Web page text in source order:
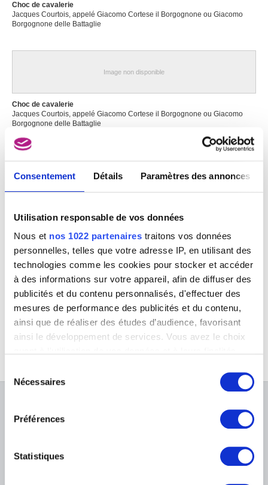
Consentement Détails Paramètres des annonces
Utilisation responsable de vos données
Nous et nos 1022 partenaires traitons vos données
personnelles, telles que votre adresse IP, en utilisant des
technologies comme les cookies pour stocker et accéder
à des informations sur votre appareil, afin de diffuser des
publicités et du contenu personnalisés, d'effectuer des
mesures de performance des publicités et du contenu,
ainsi que de réaliser des études d’audience, favorisant
ainsi le développement de services. Vous avez le choix
tout moment en consultant la Déclaration relative aux
cookies ou en cliquant sur l'icône de confidentialité.
Si vous le permettez, nous aimerions également :
géographique qui peuvent être précises à plusieurs
mètres près
du Nécessaires
Préférences
Statistiques
Choc de cavalerie
Jacques Courtois, appelé Giacomo Cortese il Borgognone ou Giacomo
Borgognone delle Battaglie
Image non disponible
Choc de cavalerie
Jacques Courtois, appelé Giacomo Cortese il Borgognone ou Giacomo
Borgognone delle Battaglie
Jacques Courtois, appelé Giacomo Cortese il Borgognone ou Giacomo
Borgognone delle Battaglie
Infos pratiques